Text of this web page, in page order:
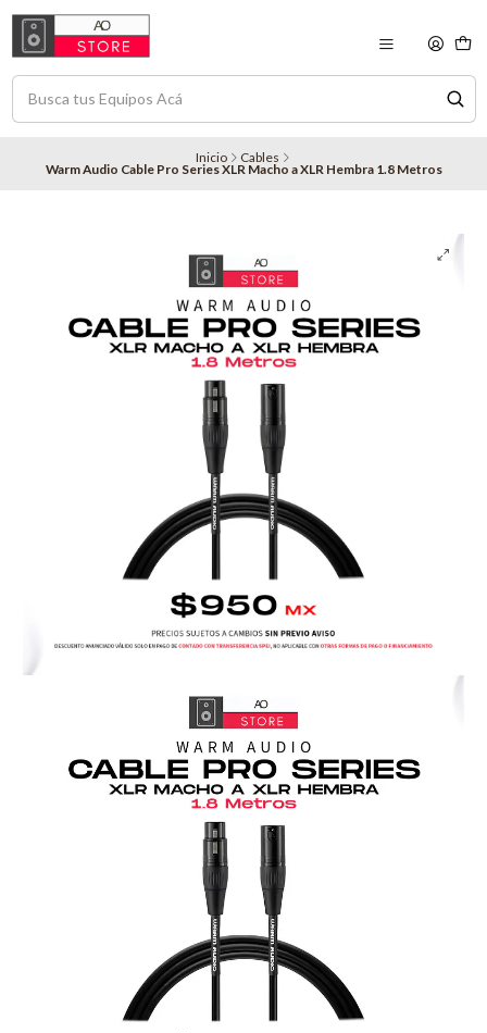
Inicio Cables
Warm Audio Cable Pro Series XLR Macho a XLR Hembra 1.8 Metros